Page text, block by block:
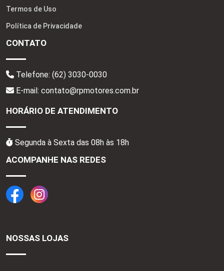
Termos de Uso
Política de Privacidade
CONTATO
Telefone: (62) 3030-0030
E-mail: contato@rpmotores.com.br
HORÁRIO DE ATENDIMENTO
Segunda à Sexta das 08h às 18h
ACOMPANHE NAS REDES
NOSSAS LOJAS